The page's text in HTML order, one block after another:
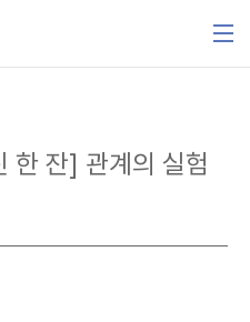
잔] 관계의 실험